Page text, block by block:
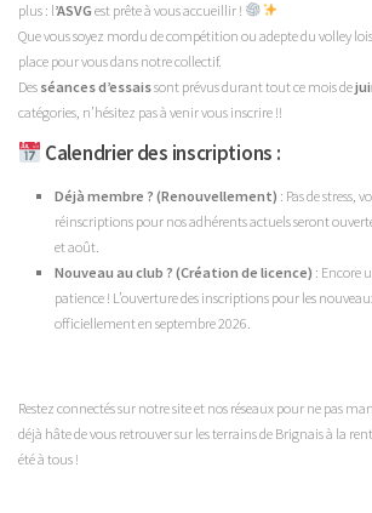
plus : l’ASVG est prête à vous accueillir !
Que vous soyez mordu de compétition ou adepte du volley
place pour vous dans notre collectif.
Des séances d’essaissont prévus durant tout ce mois de
catégories, n’hésitez pas à venir vous inscrire !!
Calendrier des inscriptions :
Déjà membre ? (Renouvellement) : Pas de stress,
réinscriptions pour nos adhérents actuels seront
et août.
Nouveau au club ? (Création de licence) : Encore
patience ! L’ouverture des inscriptions pour les
officiellement en septembre 2026.
Restez connectés sur notre site et nos réseaux pour ne pas
déjà hâte de vous retrouver sur les terrains de Brignais à la
été à tous !